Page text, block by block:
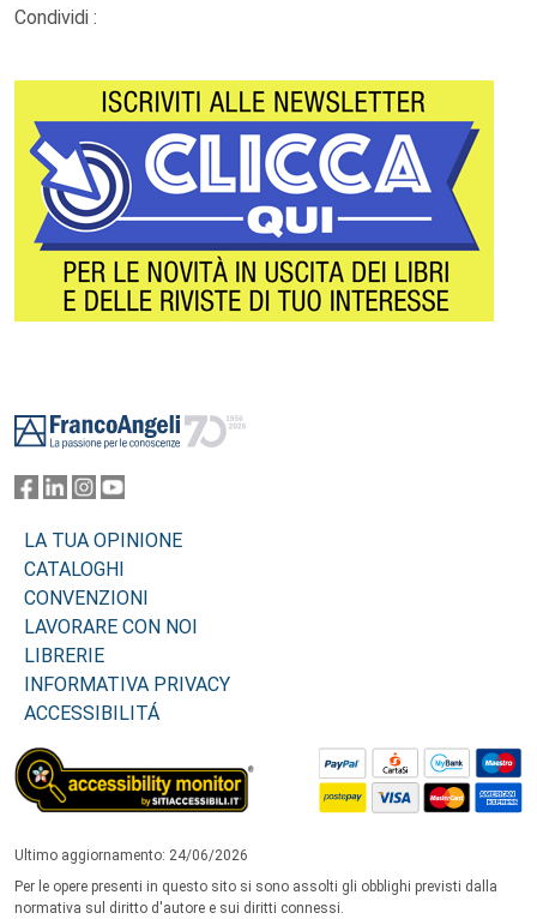
Condividi :
LA TUA OPINIONE
CATALOGHI
CONVENZIONI
LAVORARE CON NOI
LIBRERIE
INFORMATIVA PRIVACY
ACCESSIBILITÁ
Ultimo aggiornamento: 24/06/2026
Per le opere presenti in questo sito si sono assolti gli obblighi previsti dalla
normativa sul diritto d'autore e sui diritti connessi.